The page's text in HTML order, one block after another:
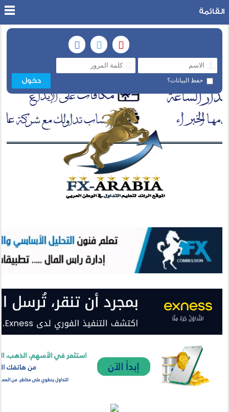
حفظ البيانات؟
القائمة